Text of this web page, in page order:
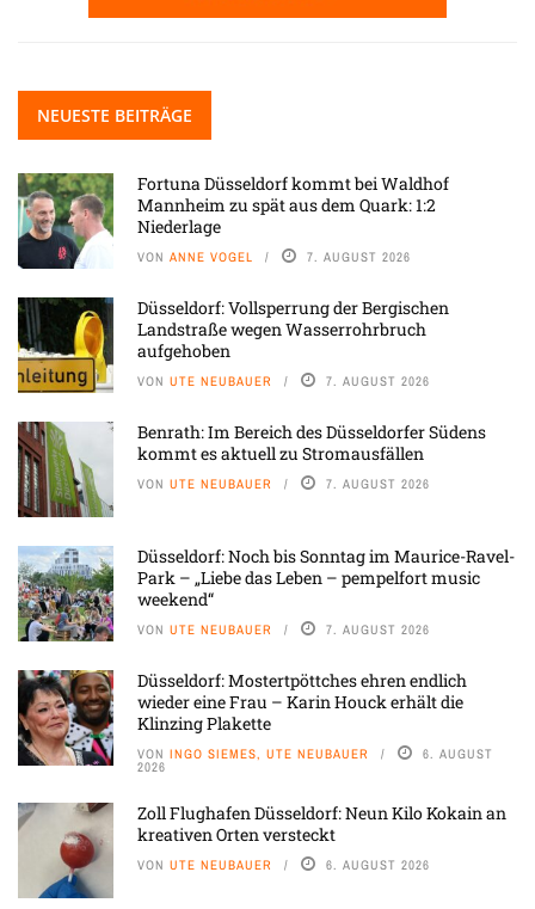
NEUESTE BEITRÄGE
Fortuna Düsseldorf kommt bei Waldhof
Mannheim zu spät aus dem Quark: 1:2
Niederlage
VON ANNE VOGEL 7. AUGUST 2026
Düsseldorf: Vollsperrung der Bergischen
Landstraße wegen Wasserrohrbruch
aufgehoben
VON UTE NEUBAUER 7. AUGUST 2026
Benrath: Im Bereich des Düsseldorfer Südens
kommt es aktuell zu Stromausfällen
VON UTE NEUBAUER 7. AUGUST 2026
Düsseldorf: Noch bis Sonntag im Maurice-Ravel-
Park – „Liebe das Leben – pempelfort music
weekend“
VON UTE NEUBAUER 7. AUGUST 2026
Düsseldorf: Mostertpöttches ehren endlich
wieder eine Frau – Karin Houck erhält die
Klinzing Plakette
VON INGO SIEMES, UTE NEUBAUER 6. AUGUST
2026
Zoll Flughafen Düsseldorf: Neun Kilo Kokain an
kreativen Orten versteckt
VON UTE NEUBAUER 6. AUGUST 2026